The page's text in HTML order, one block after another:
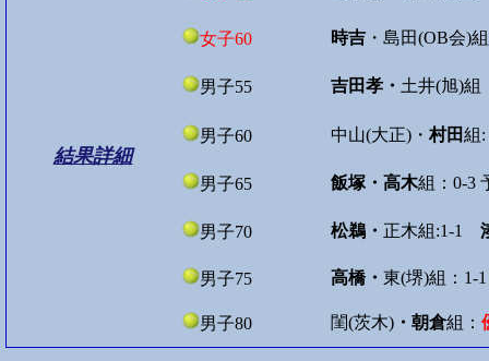
結果詳細
女子60 時吉 ・島田(OB会)
男子55 吉田孝・ 土井(旭)組
男子60 中山(大正)・村田組
男子65 飯塚・高木組：0-3
男子70 松鵜・ 正木組:1-1
男子75 高橋・ 東(堺)組：
男子80 閨(茨木) ・朝倉組：